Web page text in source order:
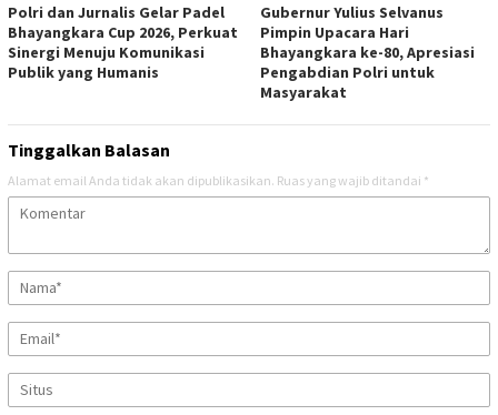
Polri dan Jurnalis Gelar Padel
Bhayangkara Cup 2026, Perkuat
Sinergi Menuju Komunikasi
Publik yang Humanis
Gubernur Yulius Selvanus
Pimpin Upacara Hari
Bhayangkara ke-80, Apresiasi
Pengabdian Polri untuk
Masyarakat
Tinggalkan Balasan
Alamat email Anda tidak akan dipublikasikan. Ruas yang wajib ditandai *